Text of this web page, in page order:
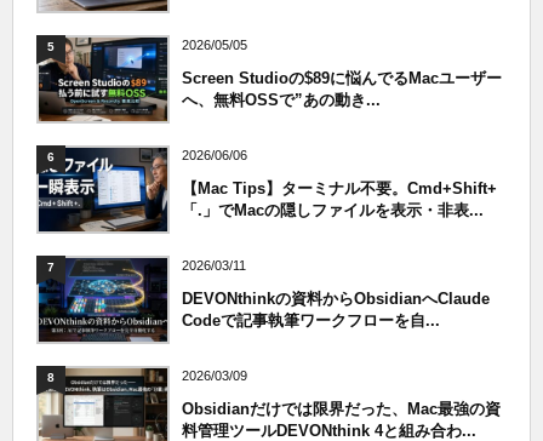
5 2026/05/05
Screen Studioの$89に悩んでるMacユーザー
へ、無料OSSで”あの動き...
6 2026/06/06
【Mac Tips】ターミナル不要。Cmd+Shift+
「.」でMacの隠しファイルを表示・非表...
7 2026/03/11
DEVONthinkの資料からObsidianへClaude
Codeで記事執筆ワークフローを自...
8 2026/03/09
Obsidianだけでは限界だった、Mac最強の資
料管理ツールDEVONthink 4と組み合わ...